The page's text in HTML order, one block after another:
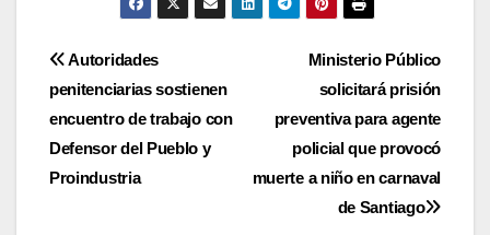
Navegación
de
entradas
Ministerio Público
solicitará prisión
preventiva para agente
policial que provocó
muerte a niño en carnaval
de Santiago
Autoridades
penitenciarias sostienen
encuentro de trabajo con
Defensor del Pueblo y
Proindustria